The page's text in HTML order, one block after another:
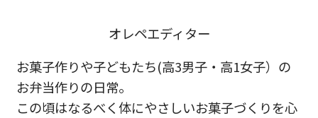
オレペエディター
お菓子作りや子どもたち(高3男子・高1女子）の
お弁当作りの日常。
この頃はなるべく体にやさしいお菓子づくりを心